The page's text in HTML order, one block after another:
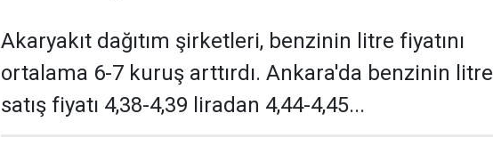
Akaryakıt dağıtım şirketleri, benzinin litre fiyatını
ortalama 6-7 kuruş arttırdı. Ankara'da benzinin litre
satış fiyatı 4,38-4,39 liradan 4,44-4,45...